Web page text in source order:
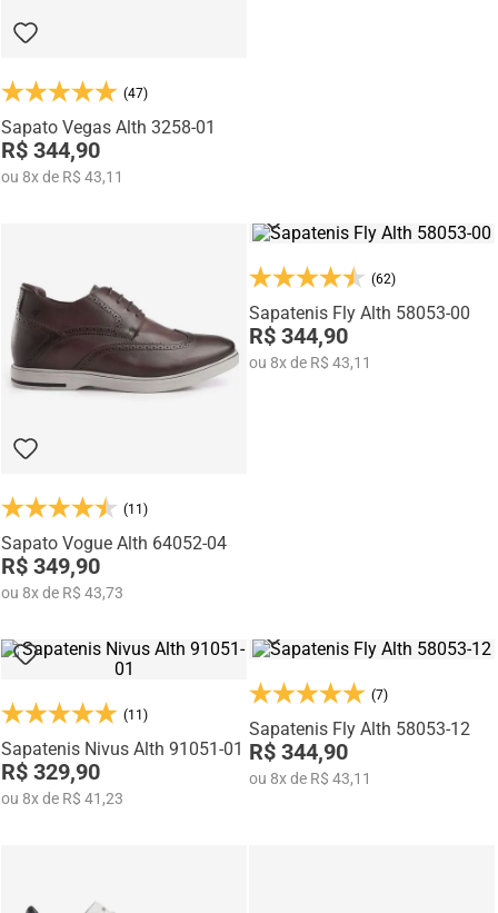
(47)
Sapato Vegas Alth 3258-01
R$ 344,90
ou 8xde R$ 43,11
(11)
Sapato Vogue Alth 64052-04
R$ 349,90
ou 8xde R$ 43,73
(62)
Sapatenis Fly Alth 58053-00
R$ 344,90
ou 8xde R$ 43,11
(11)
Sapatenis Nivus Alth 91051-01
R$ 329,90
ou 8xde R$ 41,23
(7)
Sapatenis Fly Alth 58053-12
R$ 344,90
ou 8xde R$ 43,11